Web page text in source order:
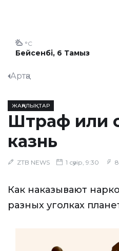
Бейсенбі, 6 Тамыз
°C
Артқа
ЖАҢАЛЫҚТАР
Штраф или
казнь
ZTB NEWS 1 сәуір, 9:30
Как наказывают
разных уголках